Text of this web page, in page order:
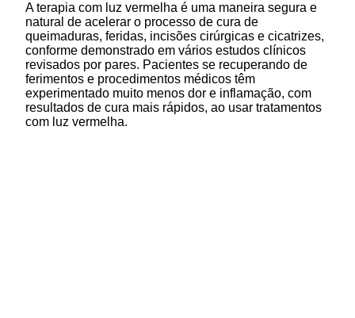
A terapia com luz vermelha é uma maneira segura e
natural de acelerar o processo de cura de
queimaduras, feridas, incisões cirúrgicas e cicatrizes,
conforme demonstrado em vários estudos clínicos
revisados ​​por pares. Pacientes se recuperando de
ferimentos e procedimentos médicos têm
experimentado muito menos dor e inflamação, com
resultados de cura mais rápidos, ao usar tratamentos
com luz vermelha.